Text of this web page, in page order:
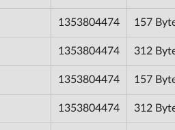
1353804474 157
1353804474 312
1353804474 157
1353804474 312